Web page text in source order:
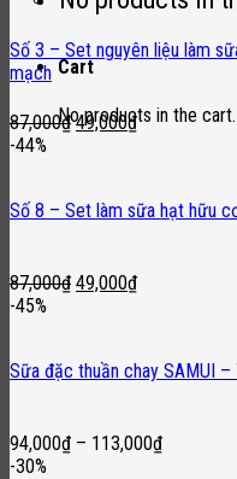
Cart
No products in the cart.
was:
is:
Số 3 – Set nguyên liệu làm
mạch
87,000₫Original
49,000₫Current
-44%
Số 8 – Set làm sữa hạt hữu
87,000₫ Original
49,000₫Current
-45%
Sữa đặc thuần chay SAMUI –
94,000₫– 113,000₫
-30%